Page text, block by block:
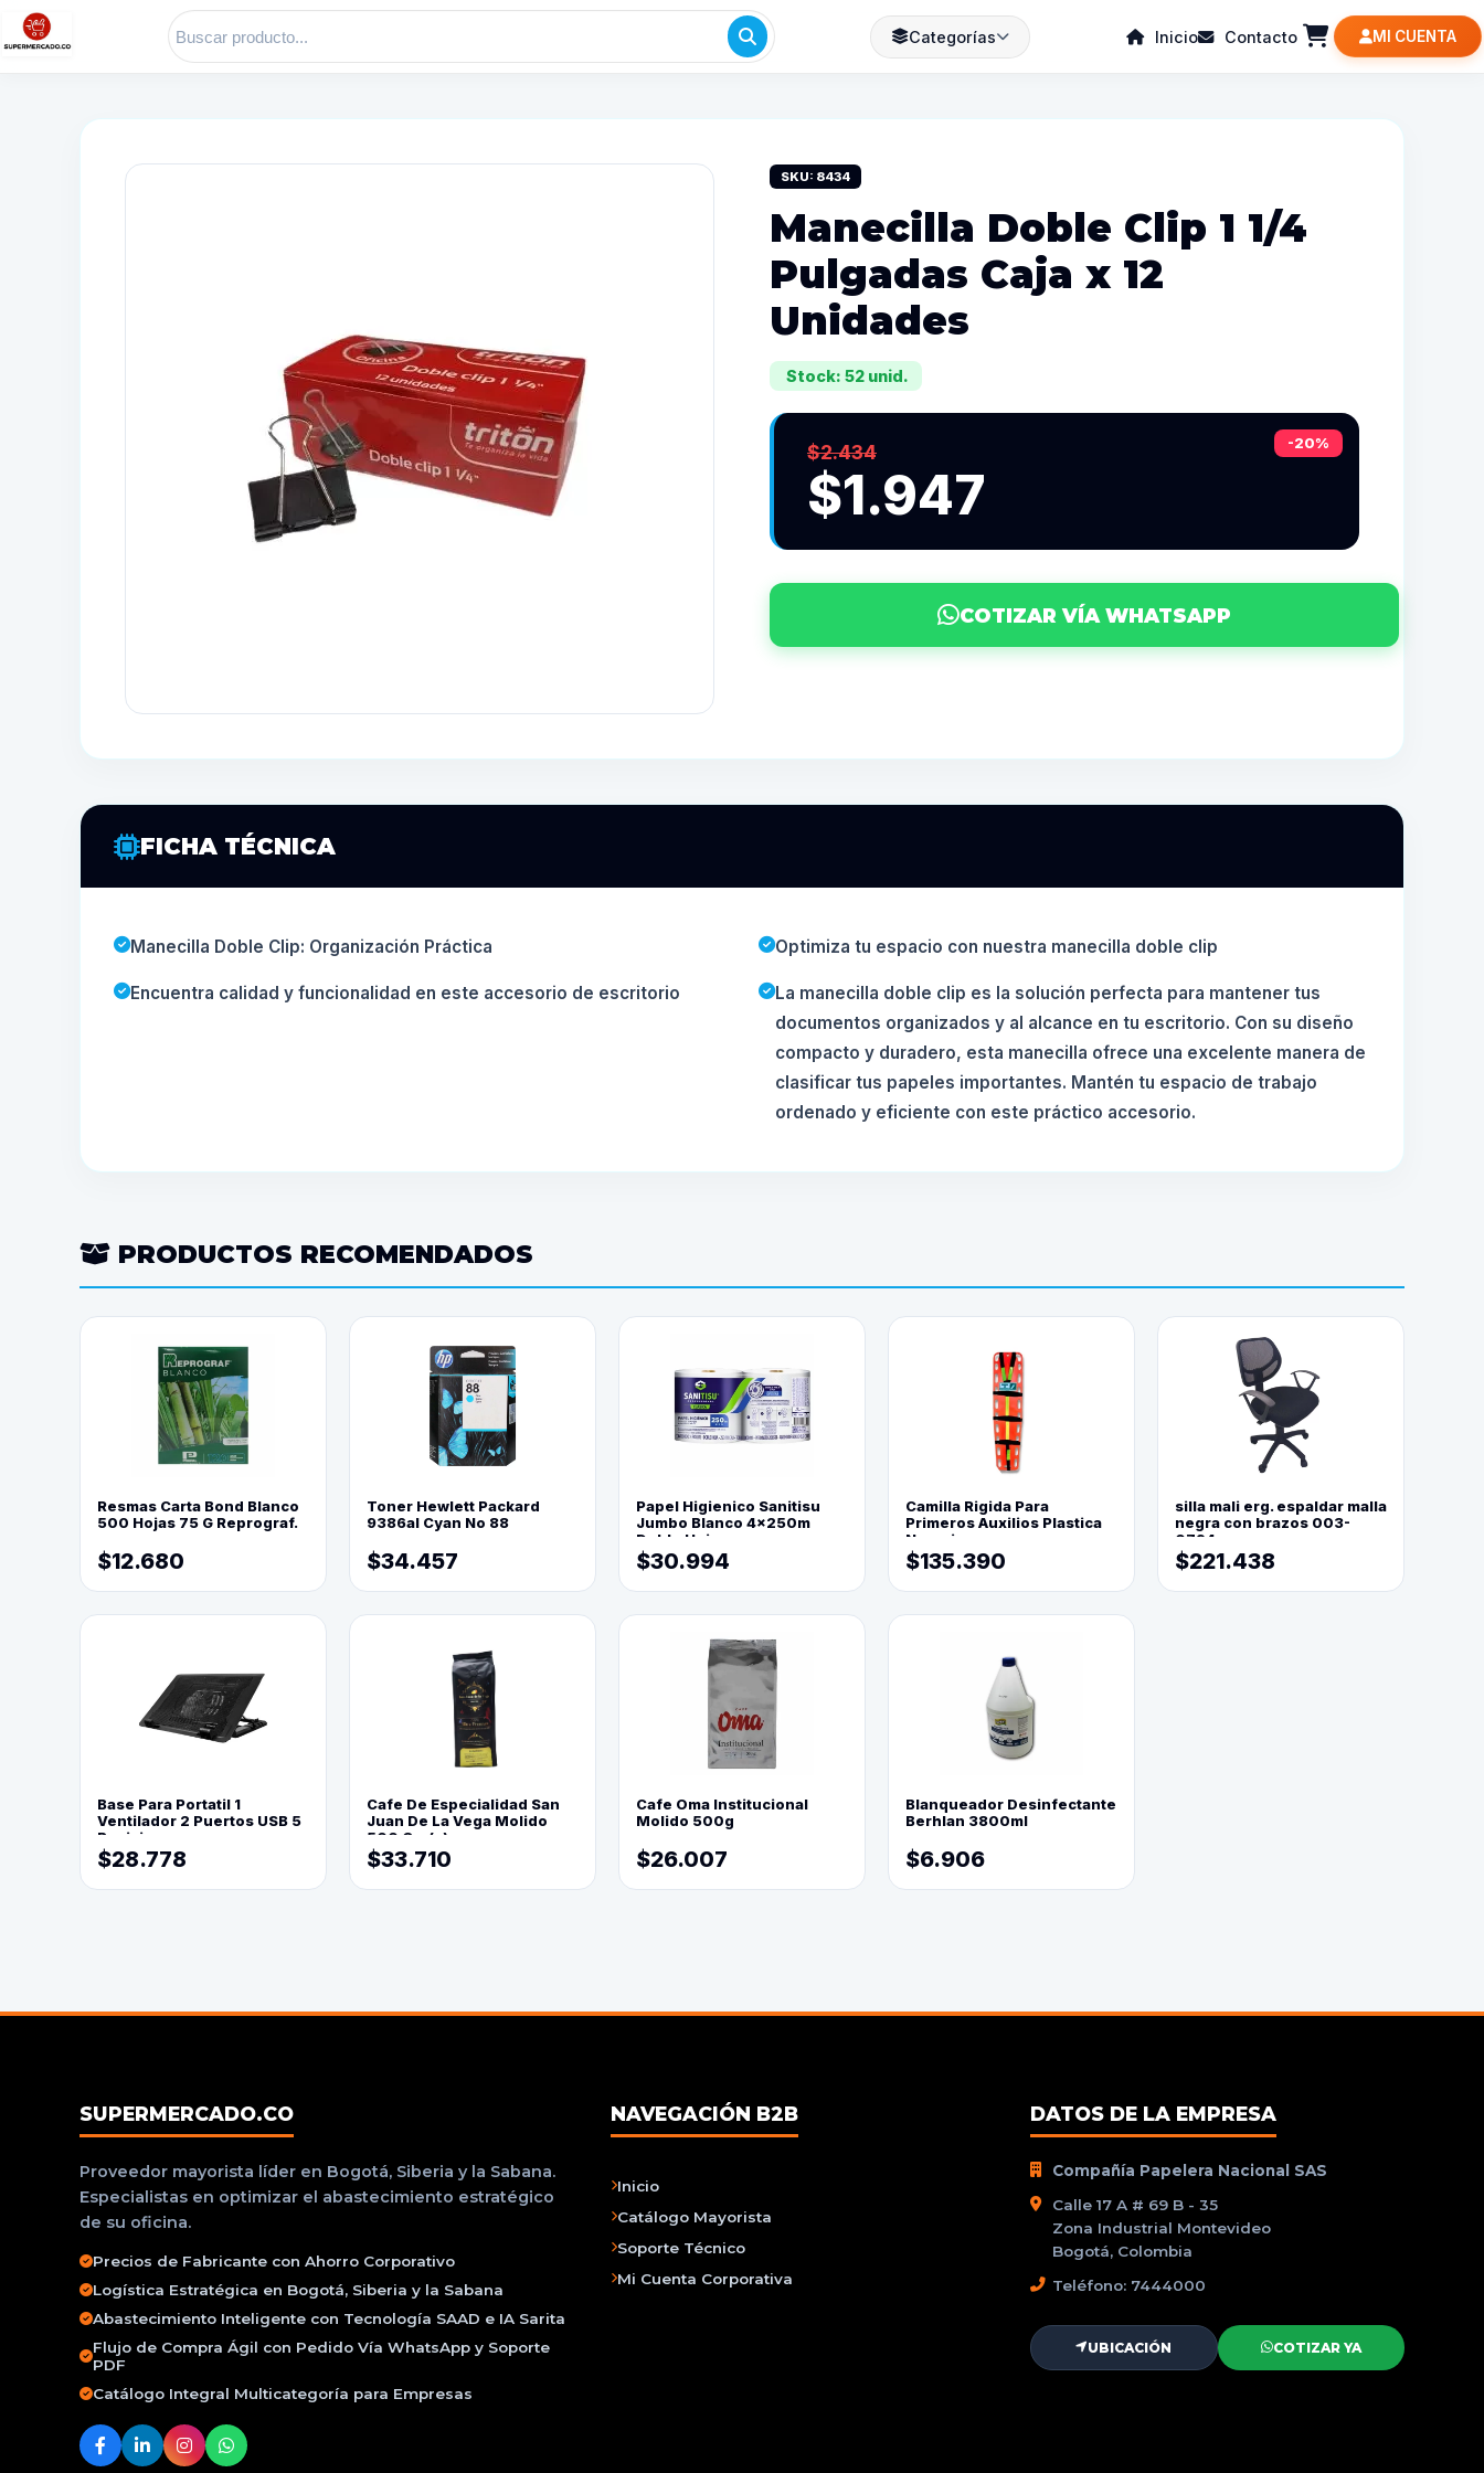
Categorías Inicio Contacto MI CUENTA
SKU: 8434
Manecilla Doble Clip 1 1/4
Pulgadas Caja x 12
Unidades
Stock: 52 unid.
-20%
$2.434
$1.947
COTIZAR VÍA WHATSAPP
FICHA TÉCNICA
Manecilla Doble Clip: Organización Práctica Optimiza tu espacio con nuestra manecilla doble clip
Encuentra calidad y funcionalidad en este accesorio de escritorio
La manecilla doble clip es la solución perfecta para mantener tus
documentos organizados y al alcance en tu escritorio. Con su diseño
compacto y duradero, esta manecilla ofrece una excelente manera de
clasificar tus papeles importantes. Mantén tu espacio de trabajo
ordenado y eficiente con este práctico accesorio.
PRODUCTOS RECOMENDADOS
Resmas Carta Bond Blanco
500 Hojas 75 G Reprograf.
$12.680
Toner Hewlett Packard
9386al Cyan No 88
$34.457
Papel Higienico Sanitisu
Jumbo Blanco 4x250m
Doble Hoja
$30.994
Camilla Rigida Para
Primeros Auxilios Plastica
Naranja
$135.390
silla mali erg. espaldar malla
negra con brazos 003-
0794
$221.438
Base Para Portatil 1
Ventilador 2 Puertos USB 5
Posiciones
$28.778
Cafe De Especialidad San
Juan De La Vega Molido
500 Grs(=)
$33.710
Cafe Oma Institucional
Molido 500g
$26.007
Blanqueador Desinfectante
Berhlan 3800ml
$6.906
SUPERMERCADO.CO
Proveedor mayorista líder en Bogotá, Siberia y la Sabana.
Especialistas en optimizar el abastecimiento estratégico
de su oficina.
Precios de Fabricante con Ahorro Corporativo
Logística Estratégica en Bogotá, Siberia y la Sabana
Abastecimiento Inteligente con Tecnología SAAD e IA Sarita
Flujo de Compra Ágil con Pedido Vía WhatsApp y Soporte
PDF
Catálogo Integral Multicategoría para Empresas
NAVEGACIÓN B2B
Inicio
Catálogo Mayorista
Soporte Técnico
Mi Cuenta Corporativa
DATOS DE LA EMPRESA
Compañía Papelera Nacional SAS
Calle 17 A # 69 B - 35
Zona Industrial Montevideo
Bogotá, Colombia
Teléfono: 7444000
UBICACIÓN COTIZAR YA